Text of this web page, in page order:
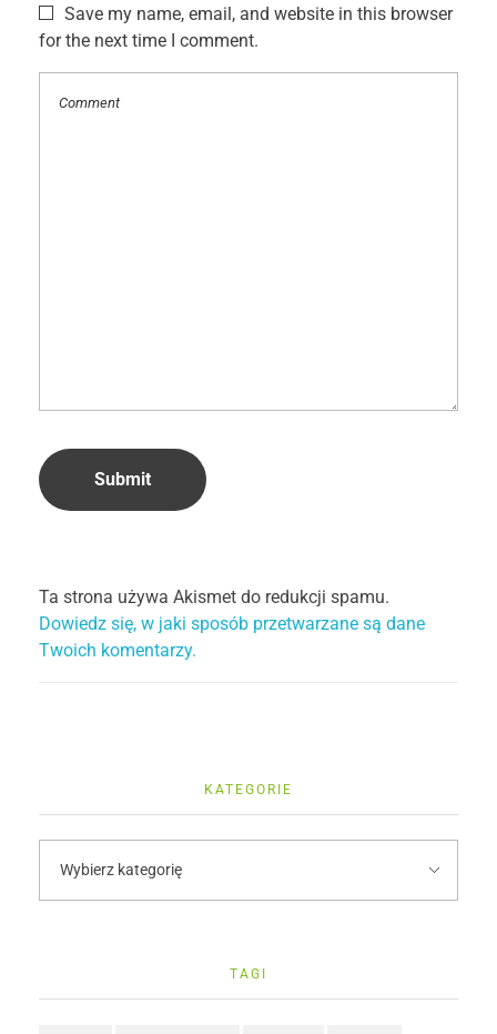
Save my name, email, and website in this browser
for the next time I comment.
Ta strona używa Akismet do redukcji spamu.
Dowiedz się, w jaki sposób przetwarzane są dane
Twoich komentarzy.
KATEGORIE
TAGI